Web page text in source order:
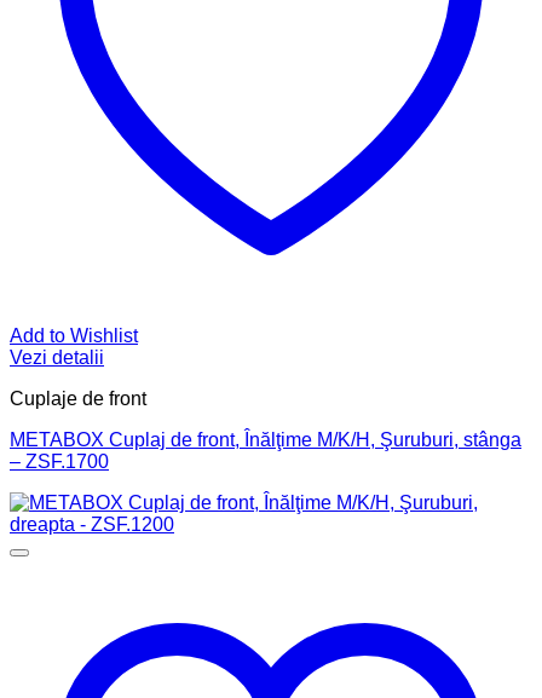
Add to Wishlist
Vezi detalii
Cuplaje de front
METABOX Cuplaj de front, Înălţime M/K/H, Şuruburi, stânga
– ZSF.1700